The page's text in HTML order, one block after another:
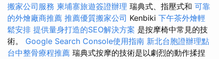
搬家公司服務 柬埔寨旅遊簽證辦理 瑞典式、指壓式和 可靠
的外燴廠商推薦 推薦優質搬家公司 Kenbiki 下午茶外燴輕
鬆安排 提供量身打造的SEO解決方案 是按摩椅中常見的技
術。 Google Search Console使用指南 新北台胞證辦理點
台中整骨療程推薦 瑞典式按摩的技術是以劇烈的動作揉捏